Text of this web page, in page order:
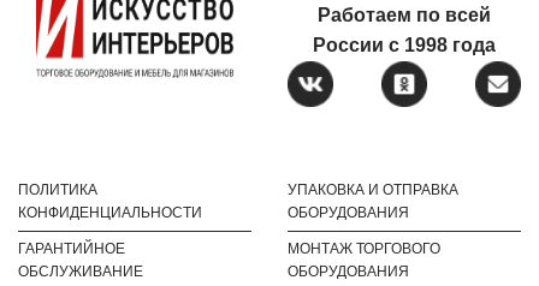
Работаем по всей
России с 1998 года
ПОЛИТИКА
КОНФИДЕНЦИАЛЬНОСТИ
ГАРАНТИЙНОЕ
ОБСЛУЖИВАНИЕ
УПАКОВКА И ОТПРАВКА
ОБОРУДОВАНИЯ
МОНТАЖ ТОРГОВОГО
ОБОРУДОВАНИЯ